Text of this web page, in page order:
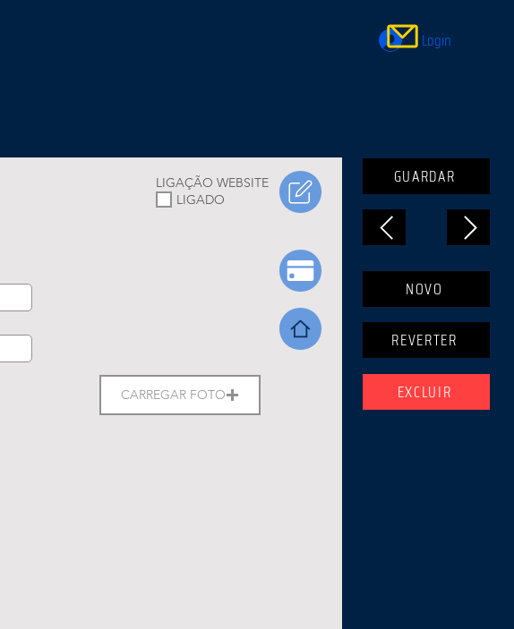
Login
LIGAÇÃO WEBSITE
LIGADO
CARREGAR FOTO
GUARDAR
NOVO
REVERTER
EXCLUIR